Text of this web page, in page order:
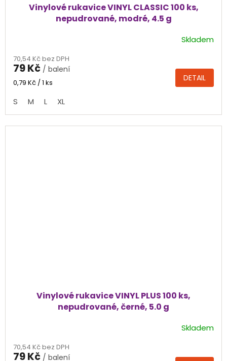
Vinylové rukavice VINYL CLASSIC 100 ks,
nepudrované, modré, 4.5 g
produktu
je
5,0
5
hvězdiček.
Skladem
70,54 Kč bez DPH
79 Kč / balení
Měrná
0,79 Kč / 1 ks DETAIL
S M L XL
Vinylové rukavice VINYL PLUS 100 ks,
nepudrované, černé, 5.0 g
produktu
Skladem
70,54 Kč bez DPH
79 Kč / balení